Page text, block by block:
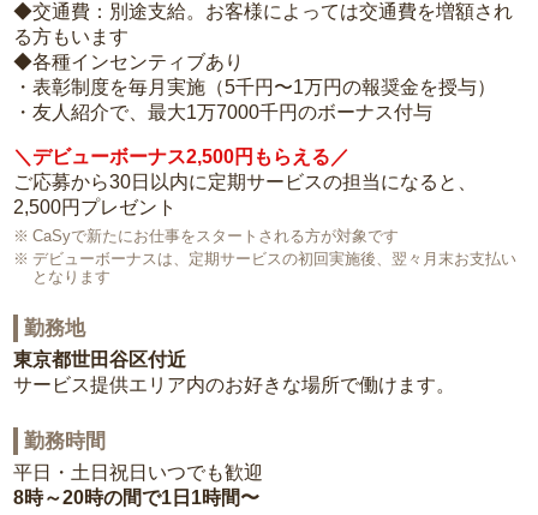
◆交通費：別途支給。お客様によっては交通費を増額され
る方もいます
◆各種インセンティブあり
・表彰制度を毎月実施（5千円〜1万円の報奨金を授与）
・友人紹介で、最大1万7000千円のボーナス付与
＼デビューボーナス2,500円もらえる／
ご応募から30日以内に定期サービスの担当になると、
2,500円プレゼント
CaSyで新たにお仕事をスタートされる方が対象です
デビューボーナスは、定期サービスの初回実施後、翌々月末お支払い
となります
勤務地
東京都世田谷区付近
サービス提供エリア内のお好きな場所で働けます。
勤務時間
平日・土日祝日いつでも歓迎
8時～20時の間で1日1時間〜